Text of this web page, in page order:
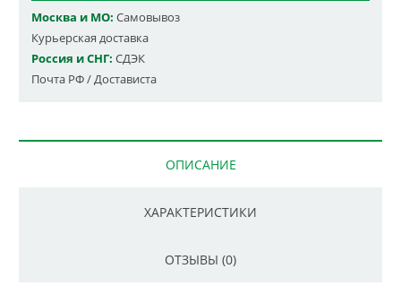
Москва и МО: Самовывоз
Курьерская доставка
Россия и СНГ: СДЭК
Почта РФ / Достависта
ОПИСАНИЕ
ХАРАКТЕРИСТИКИ
ОТЗЫВЫ (0)